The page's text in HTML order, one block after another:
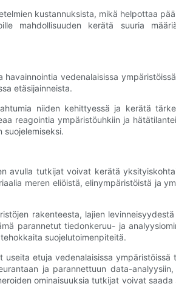
kustannuksista, mikä helpottaa
mahdollisuuden kerätä suuria
vedenalaisissa
etäsijainneista.
niiden kehittyessä ja kerätä
reagointia ympäristöuhkiin ja
avulla tutkijat voivat kerätä
meren eliöistä, elinympäristöistä ja
rakenteesta, lajien
parannetut tiedonkeruu- ja
suojelutoimenpiteitä.
etuja vedenalaisissa ympäristöissä
ja parannettuun data-
ominaisuuksia tutkijat voivat